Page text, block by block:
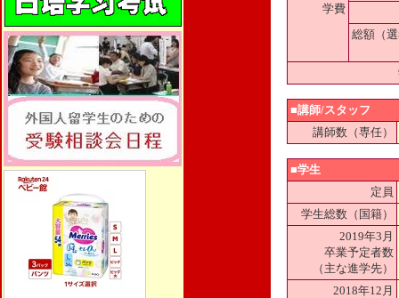
学費
総額（
■講師/スタッフ
講師数（専任）
■学生
定員
学生総数（国籍）
2019年3月
卒業予定者数
（主な進学先）
2018年12月